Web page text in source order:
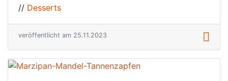
// Desserts
veröffentlicht am 25.11.2023